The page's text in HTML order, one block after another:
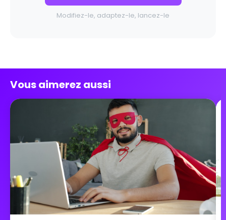
Modifiez-le, adaptez-le, lancez-le
Vous aimerez aussi